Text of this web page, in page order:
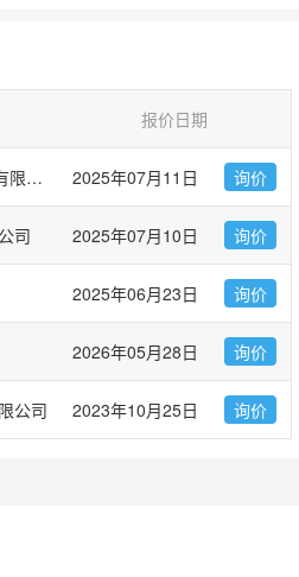
报价日期
爱必信(上海)生物科技有限公司 2025年07月11日 询价
司 2025年07月10日 询价
2025年06月23日 询价
2026年05月28日 询价
公司 2023年10月25日 询价